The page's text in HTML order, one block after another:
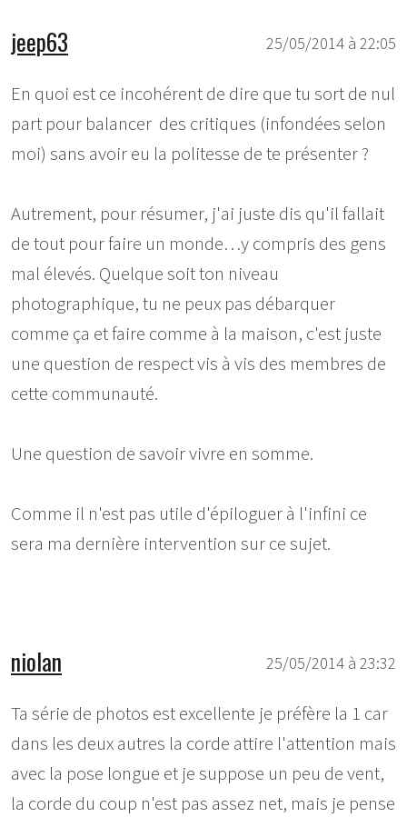
25/05/2014 à 22:05
jeep63
En quoi est ce incohérent de dire que tu sort de nul
part pour balancer des critiques (infondées selon
moi) sans avoir eu la politesse de te présenter ?
Autrement, pour résumer, j'ai juste dis qu'il fallait
de tout pour faire un monde…y compris des gens
mal élevés. Quelque soit ton niveau
photographique, tu ne peux pas débarquer
comme ça et faire comme à la maison, c'est juste
une question de respect vis à vis des membres de
cette communauté.
Une question de savoir vivre en somme.
Comme il n'est pas utile d'épiloguer à l'infini ce
sera ma dernière intervention sur ce sujet.
25/05/2014 à 23:32
niolan
Ta série de photos est excellente je préfère la 1 car
dans les deux autres la corde attire l'attention mais
avec la pose longue et je suppose un peu de vent,
la corde du coup n'est pas assez net, mais je pense